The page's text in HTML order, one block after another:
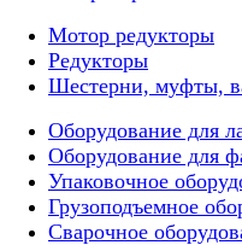
Мотор редукторы
Редукторы
Шестерни, муфты,
Оборудование для
Оборудование для
Упаковочное
Грузоподъемное
Сварочное